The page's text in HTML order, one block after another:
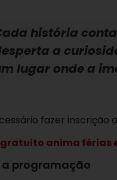
história
a
lugar onde a
fazer
anima férias
programação